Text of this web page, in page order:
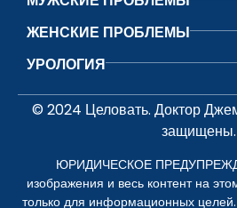
ЖЕНСКИЕ ПРОБЛЕМЫ
УРОЛОГИЯ
© 2024 Целовать. Доктор
защищены.
ЮРИДИЧЕСКОЕ
изображения и весь контент на
только для информационных